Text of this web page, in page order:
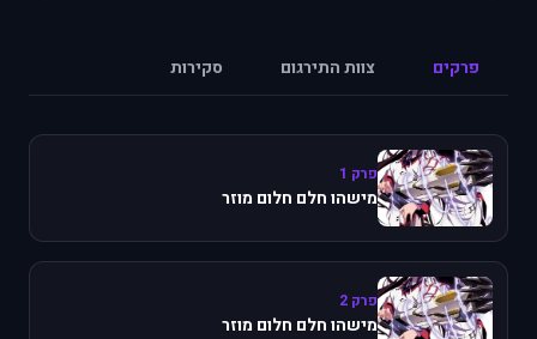
פרקים צוות התירגום סקירות
פרק 1
מישהו חלם חלום מוזר
פרק 2
מישהו חלם חלום מוזר